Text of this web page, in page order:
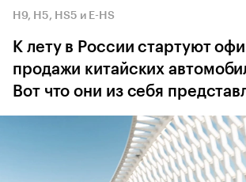
H9, H5, HS5 и E-HS
К лету в России стартуют
продажи китайских
Вот что они из себя